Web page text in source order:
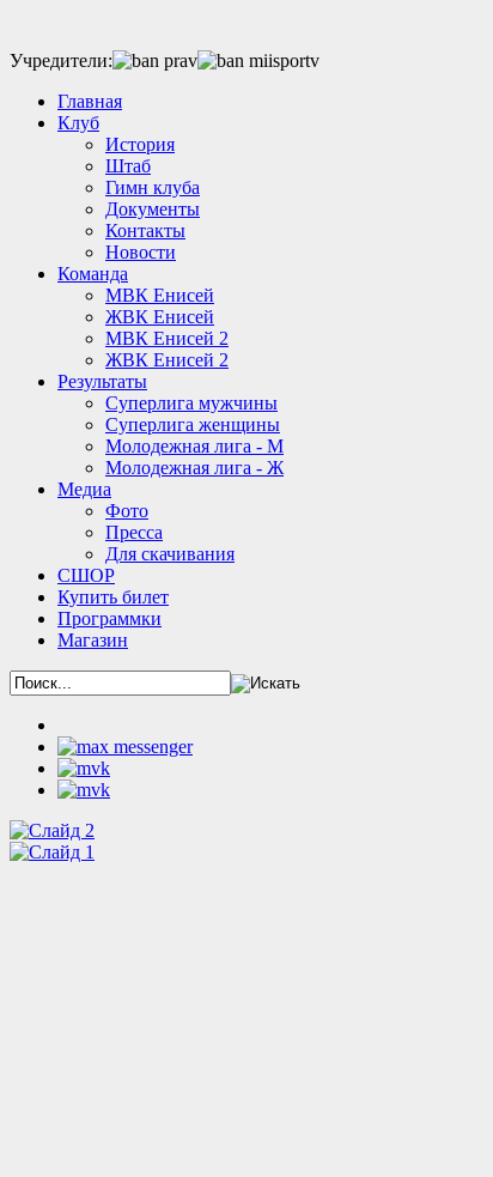
Учредители:
Главная
Клуб
История
Штаб
Гимн клуба
Документы
Контакты
Новости
Команда
МВК Енисей
ЖВК Енисей
МВК Енисей 2
ЖВК Енисей 2
Результаты
Суперлига мужчины
Суперлига женщины
Молодежная лига - М
Молодежная лига - Ж
Медиа
Фото
Пресса
Для скачивания
СШОР
Купить билет
Программки
Магазин